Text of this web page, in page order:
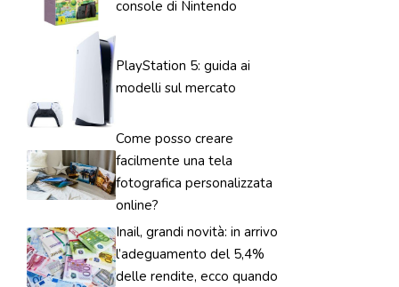
console di Nintendo
PlayStation 5: guida ai
modelli sul mercato
Come posso creare
facilmente una tela
fotografica personalizzata
online?
Inail, grandi novità: in arrivo
l’adeguamento del 5,4%
delle rendite, ecco quando